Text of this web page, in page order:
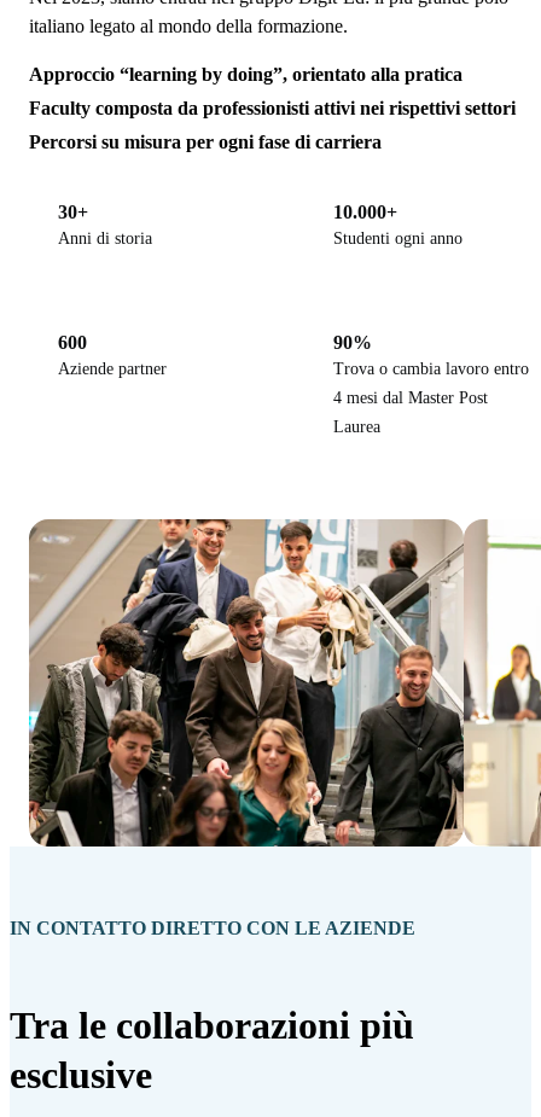
italiano legato al mondo della formazione.
Approccio “learning by doing”, orientato alla pratica
Faculty composta da professionisti attivi nei rispettivi settori
Percorsi su misura per ogni fase di carriera
30+
Anni di storia
10.000+
Studenti ogni anno
600
Aziende partner
90%
Trova o cambia lavoro entro
4 mesi dal Master Post
Laurea
IN CONTATTO DIRETTO CON LE AZIENDE
Tra le collaborazioni più
esclusive